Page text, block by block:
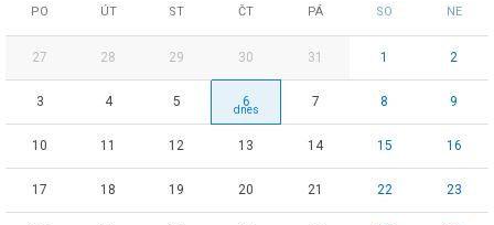
PO ÚT ST ČT PÁ SO NE
27 28 29 30 31 1 2
3 4 5 6 7 8 9
10 11 12 13 14 15 16
17 18 19 20 21 22 23